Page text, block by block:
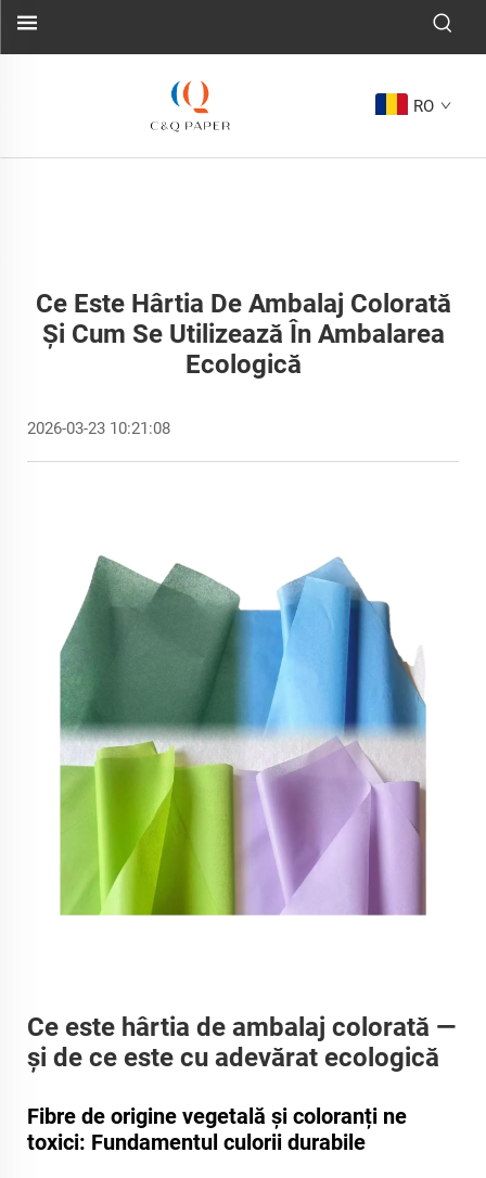
RO
Ce Este Hârtia De Ambalaj Colorată
Și Cum Se Utilizează În Ambalarea
Ecologică
2026-03-23 10:21:08
Ce este hârtia de ambalaj colorată —
și de ce este cu adevărat ecologică
Fibre de origine vegetală și coloranți ne
toxici: Fundamentul culorii durabile